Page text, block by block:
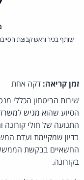
שותף בכיר וראש קבוצת
זמן קריאה: דקה אחת
שירות הביטחון הכללי
הסיוע שהוא מגיש
התנועה של חולי
בדיון שמקיימת ועדת
החשאיים בבקשת
בקורונה.